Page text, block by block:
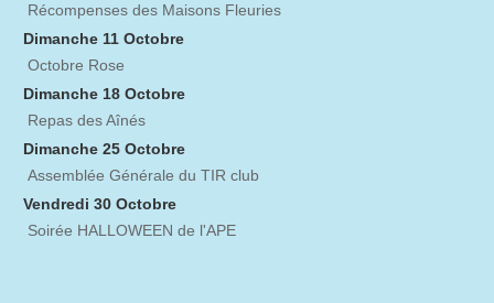
Récompenses des Maisons Fleuries
Dimanche 11 Octobre
Octobre Rose
Dimanche 18 Octobre
Repas des Aînés
Dimanche 25 Octobre
Assemblée Générale du TIR club
Vendredi 30 Octobre
Soirée HALLOWEEN de l'APE